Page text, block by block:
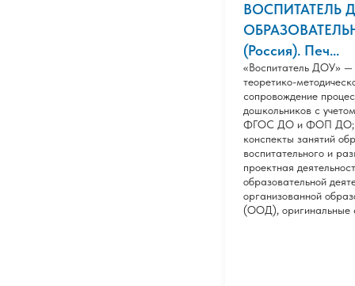
(Россия). Печ...
«Воспитатель ДОУ» —
теоретико-
сопровождение
дошкольников с
ФГОС ДО и ФОП ДО; -
конспекты занятий
воспитательного и
проектная
образовательной
организованной
(ООД), оригинальные